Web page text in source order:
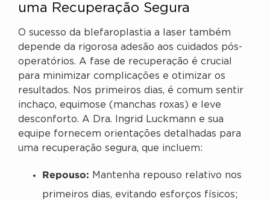
uma Recuperação Segura
O sucesso da blefaroplastia a laser também
depende da rigorosa adesão aos cuidados pós-
operatórios. A fase de recuperação é crucial
para minimizar complicações e otimizar os
resultados. Nos primeiros dias, é comum sentir
inchaço, equimose (manchas roxas) e leve
desconforto. A Dra. Ingrid Luckmann e sua
equipe fornecem orientações detalhadas para
uma recuperação segura, que incluem:
Repouso: Mantenha repouso relativo nos
primeiros dias, evitando esforços físicos;